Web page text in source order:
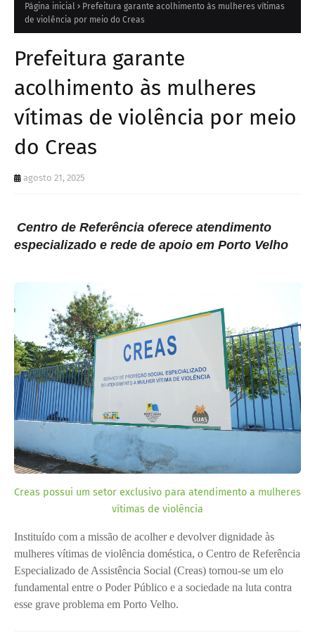
Página inicial
Prefeitura garante acolhimento às mulheres vítimas
de violência por meio do Creas
Prefeitura garante
acolhimento às mulheres
vítimas de violência por meio
do Creas
agosto 21, 2025
Centro de Referência oferece atendimento
especializado e rede de apoio em Porto Velho
Creas possui um setor exclusivo para atendimento a mulheres
vítimas de violência
Instituído com a missão de acolher e devolver dignidade às
mulheres vítimas de violência doméstica, o Centro de Referência
Especializado de Assistência Social (Creas) tornou-se um elo
fundamental entre o Poder Público e a sociedade na luta contra
esse grave problema em Porto Velho.